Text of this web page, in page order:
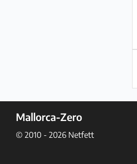
Mallorca-Zero
© 2010 - 2026 Netfett